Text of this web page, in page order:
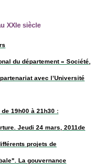
XXIe siècle
du département « Société,
avec l’Université
19h00 à 21h30 :
Jeudi 24 mars, 2011de
projets de
La gouvernance